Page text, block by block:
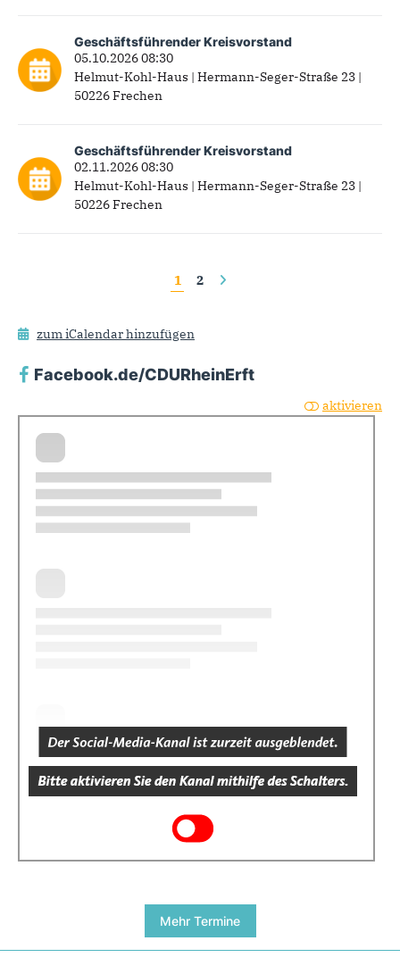
Geschäftsführender Kreisvorstand
05.10.2026 08:30
Helmut-Kohl-Haus | Hermann-Seger-Straße 23 |
50226 Frechen
Geschäftsführender Kreisvorstand
02.11.2026 08:30
Helmut-Kohl-Haus | Hermann-Seger-Straße 23 |
50226 Frechen
1 2
zum iCalendar hinzufügen
Facebook.de/CDURheinErft
aktivieren
Mehr Termine